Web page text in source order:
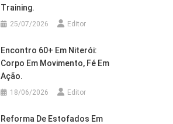
Training.
25/07/2026 Editor
Encontro 60+ Em Niterói:
Corpo Em Movimento, Fé Em
Ação.
18/06/2026 Editor
Reforma De Estofados Em